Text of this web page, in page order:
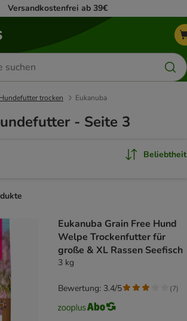
Versandkostenfrei ab 39€
Hundefutter trocken Eukanuba
- Seite 3
Beliebtheit
Eukanuba Grain Free Hund
Welpe Trockenfutter für
große & XL Rassen Seefisch
3 kg
Bewertung: 3.4/5 (7)